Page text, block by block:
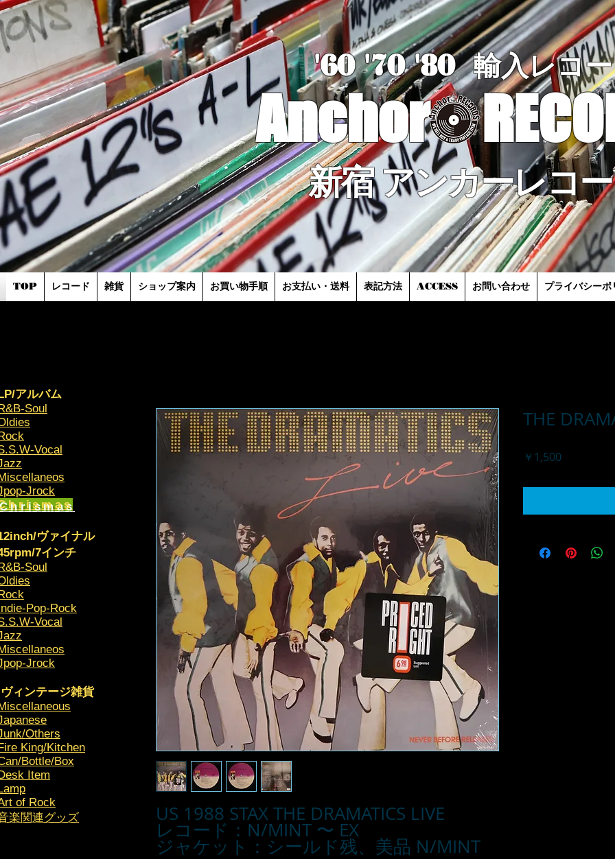
TOP レコード 雑貨 ショップ案内 お買い物手順 お支払い・送料 表記方法 ACCESS お問い合わせ プライバシーポ
US 1988 STAX THE DRAMATICS LIVE
レコード：N/MINT 〜 EX
ジャケット：シールド残、美品 N/MINT
THE
￥1,500価
'60 '70'80 輸入レコ
Anchor
新宿 アンカーレコ
アルバム
Soul
Vocal
Jrock
ヴァイナル
7インチ
Soul
Pop-Rock
Vocal
Jrock
ヴィンテージ雑貨
Others
King/Kitchen
Bottle/Box
Item
of Rock
楽関連グッズ